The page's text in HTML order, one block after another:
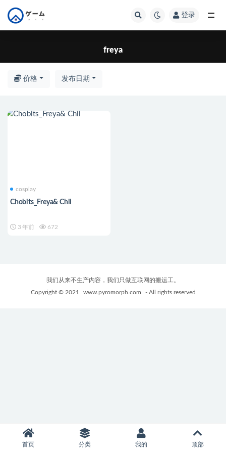
登录
freya
价格 发布日期
cosplay
Chobits_Freya& Chii
3 年前 672
我们从来不生产内容，我们只做互联网的搬运工。
Copyright © 2021
www.pyromorph.com - All rights reserved
首页 分类 我的 顶部